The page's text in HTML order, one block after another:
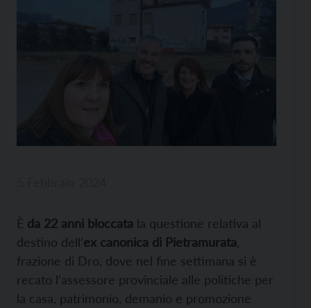
È da 22 anni bloccata la questione relativa al
destino dell’ex canonica di Pietramurata
frazione di Dro, dove nel fine settimana si è
recato l’assessore provinciale alle politiche per
la casa, patrimonio, demanio e promozione